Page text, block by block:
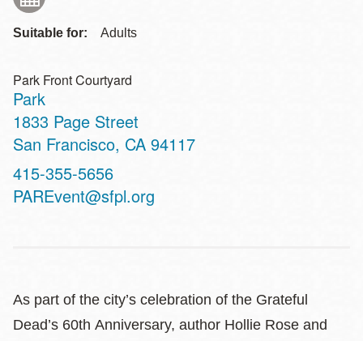
Suitable for: Adults
Park Front Courtyard
Park
Address
1833 Page Street
San Francisco, CA 94117
Contact
Telephone
415-355-5656
PAREvent@sfpl.org
As part of the city’s celebration of the Grateful
Dead’s 60th Anniversary, author Hollie Rose and